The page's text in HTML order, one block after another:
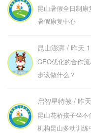
昆山暑假全日制
暑假康复中心
昆山澎湃 / 昨天
GEO优化的合作
步该做什么？
启智星特教 / 昨
昆山花桥孩子坐
机构昆山多动训练